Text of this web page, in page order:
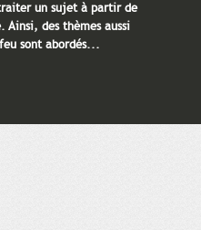
un sujet à partir de
Ainsi, des thèmes aussi
sont abordés...